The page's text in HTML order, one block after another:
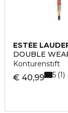
ESTÉE
DOUBLE
Konturenstift
€ 40,99 5 1